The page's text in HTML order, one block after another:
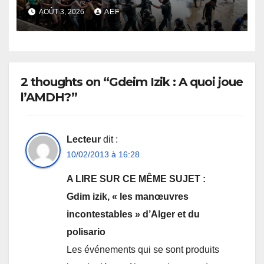
l’Avenir
AOÛT 3, 2026 AEF
2 thoughts on “Gdeim Izik : A quoi joue
l’AMDH?”
Lecteur dit :
10/02/2013 à 16:28
A LIRE SUR CE MÊME SUJET :
Gdim izik, « les manœuvres
incontestables » d’Alger et du
polisario
Les événements qui se sont produits